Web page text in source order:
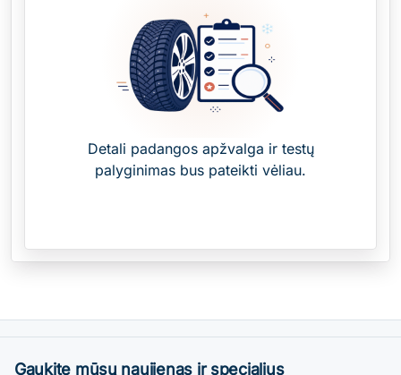
Detali padangos apžvalga ir testų
palyginimas bus pateikti vėliau.
Gaukite mūsų naujienas ir specialius